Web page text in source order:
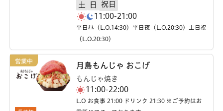
土 日
祝日
11:00-21:00
平日昼（L.O.14:30）平日夜（L.O.20:30）土日祝
（L.O.20:30）
月島もんじゃ おこげ
もんじゃ焼き
11:00-22:00
L.O お食事 21:00 ドリンク 21:30 ※ご予約はお